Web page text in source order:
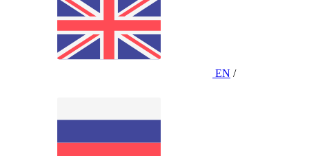
EN /